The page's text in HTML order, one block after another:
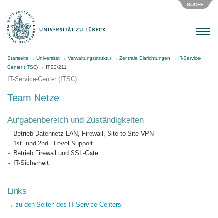
SUCHE
Menu
Startseite → Universität → Verwaltungsstruktur→ Zentrale Einrichtungen → IT-Service-
Center (ITSC) → ITSC/211
IT-Service-Center (ITSC)
Team Netze
Aufgabenbereich und Zuständigkeiten
Betrieb Datennetz LAN, Firewall, Site-to-Site-VPN
1st- und 2nd - Level-Support
Betrieb Firewall und SSL-Gate
IT-Sicherheit
Links
→ zu den Seiten des IT-Service-Centers